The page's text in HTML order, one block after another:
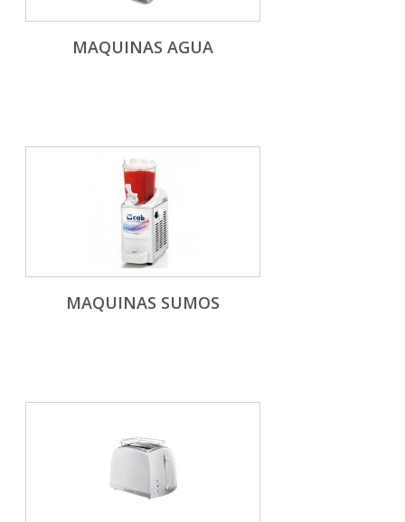
MAQUINAS AGUA
MAQUINAS SUMOS